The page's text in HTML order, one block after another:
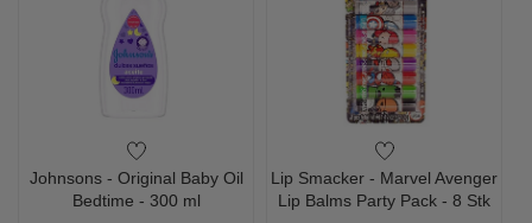
Johnsons - Original Baby Oil
Bedtime - 300 ml
Lip Smacker - Marvel Avenger
Lip Balms Party Pack - 8 Stk